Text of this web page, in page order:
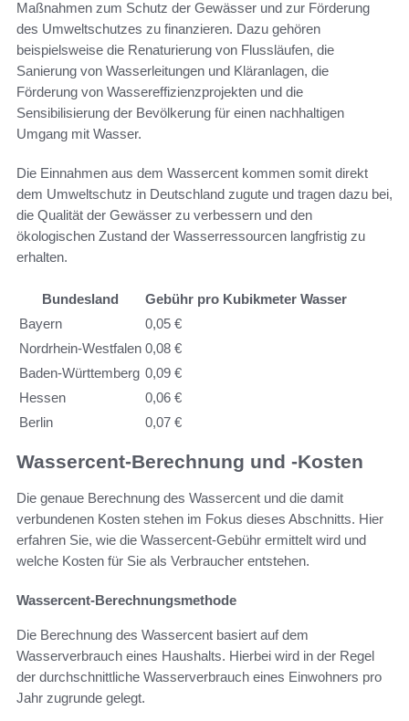
Maßnahmen zum Schutz der Gewässer und zur Förderung
des Umweltschutzes zu finanzieren. Dazu gehören
beispielsweise die Renaturierung von Flussläufen, die
Sanierung von Wasserleitungen und Kläranlagen, die
Förderung von Wassereffizienzprojekten und die
Sensibilisierung der Bevölkerung für einen nachhaltigen
Umgang mit Wasser.
Die Einnahmen aus dem Wassercent kommen somit direkt
dem Umweltschutz in Deutschland zugute und tragen dazu bei,
die Qualität der Gewässer zu verbessern und den
ökologischen Zustand der Wasserressourcen langfristig zu
erhalten.
Bundesland
Gebühr pro Kubikmeter Wasser
Bayern
0,05 €
Nordrhein-Westfalen 0,08 €
Baden-Württemberg 0,09 €
Hessen
0,06 €
Berlin
0,07 €
Wassercent-Berechnung und -Kosten
Die genaue Berechnung des Wassercent und die damit
verbundenen Kosten stehen im Fokus dieses Abschnitts. Hier
erfahren Sie, wie die Wassercent-Gebühr ermittelt wird und
welche Kosten für Sie als Verbraucher entstehen.
Wassercent-Berechnungsmethode
Die Berechnung des Wassercent basiert auf dem
Wasserverbrauch eines Haushalts. Hierbei wird in der Regel
der durchschnittliche Wasserverbrauch eines Einwohners pro
Jahr zugrunde gelegt.